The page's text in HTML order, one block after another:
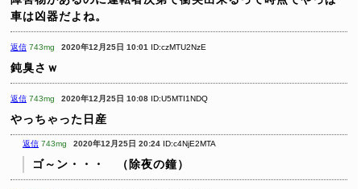
車は凶器だよね。
返信 743mg 2020年12月25日 10:01 ID:czMTU2NzE
鈍臭さｗ
返信 743mg 2020年12月25日 10:08 ID:U5MTI1NDQ
やっちゃった日産
返信 743mg 2020年12月25日 20:24 ID:c4NjE2MTA
ゴ～ン・・・ （除夜の鐘）